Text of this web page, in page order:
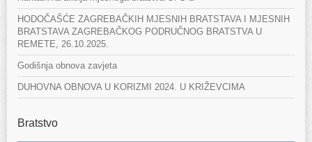
HODOČAŠĆE ZAGREBAČKIH MJESNIH BRATSTAVA I MJESNIH
BRATSTAVA ZAGREBAČKOG PODRUČNOG BRATSTVA U
REMETE, 26.10.2025.
Godišnja obnova zavjeta
DUHOVNA OBNOVA U KORIZMI 2024. U KRIŽEVCIMA
Bratstvo